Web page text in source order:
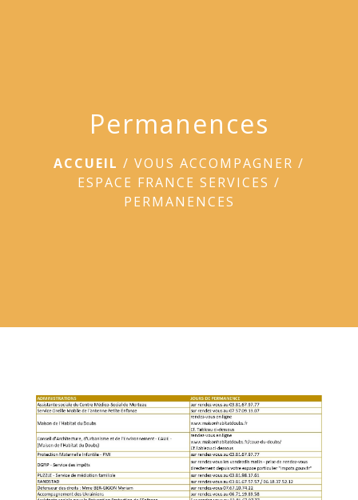
Permanences
ACCUEIL / VOUS ACCOMPAGNER /
ESPACE FRANCE SERVICES /
PERMANENCES